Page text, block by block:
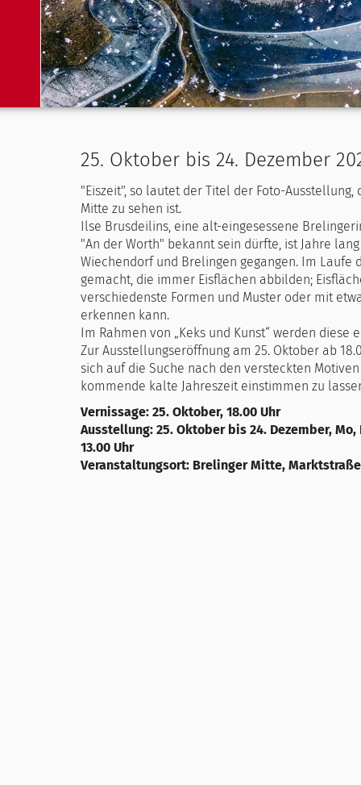
25. Oktober bis 24. Dezember
"Eiszeit", so lautet der Titel der Foto-
Mitte zu sehen ist.
Ilse Brusdeilins, eine alt-eingesessene
"An der Worth" bekannt sein dürfte, ist Jahre
Wiechendorf und Brelingen gegangen. Im Laufe
gemacht, die immer Eisflächen abbilden;
verschiedenste Formen und Muster oder mit
erkennen kann.
Im Rahmen von „Keks und Kunst“ werden
Zur Ausstellungseröffnung am 25. Oktober ab
sich auf die Suche nach den versteckten
kommende kalte Jahreszeit einstimmen zu
Vernissage: 25. Oktober, 18.00 Uhr
Ausstellung: 25. Oktober bis 24. Dezember, Mo,
13.00 Uhr
Veranstaltungsort: Brelinger Mitte,